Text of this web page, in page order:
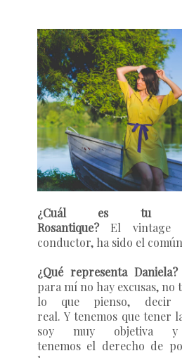
¿Cuál es tu
Rosantique? El
conductor, ha sido el
¿Qué representa Daniela?
para mí no hay excusas, no
lo que pienso, decir
real. Y tenemos que tener
soy muy objetiva
tenemos el derecho de